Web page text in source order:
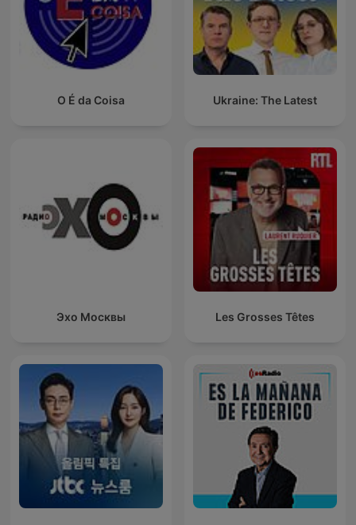
O É da Coisa Ukraine: The Latest
Эхо Москвы Les Grosses Têtes